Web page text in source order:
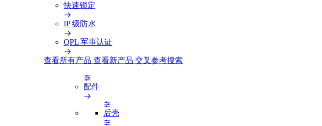
快速锁定
IP 级防水
QPL 军事认证
查看所有产品 查看新产品 交叉参考搜索
配件
后壳